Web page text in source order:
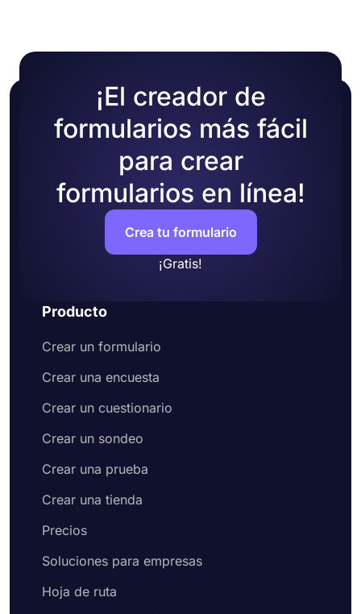
¡El creador de
formularios más fácil
para crear
formularios en línea!
Crea tu formulario
¡Gratis!
Producto
Crear un formulario
Crear una encuesta
Crear un cuestionario
Crear un sondeo
Crear una prueba
Crear una tienda
Precios
Soluciones para empresas
Hoja de ruta